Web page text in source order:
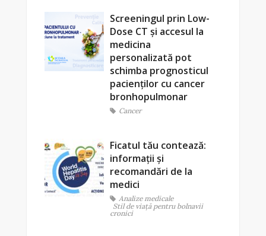
Screeningul prin Low-
Dose CT și accesul la
medicina
personalizată pot
schimba prognosticul
pacienților cu cancer
bronhopulmonar
Cancer
Ficatul tău contează:
informații și
recomandări de la
medici
Analize medicale
Stil de viaţă pentru bolnavii
cronici